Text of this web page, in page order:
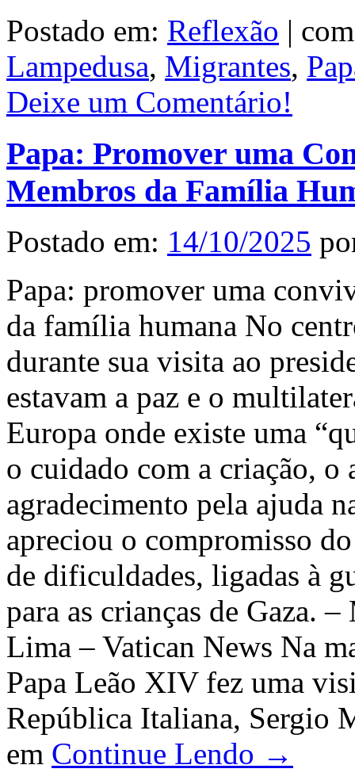
Postado em: Reflexão |
Lampedusa, Migrantes,
Deixe um Comentário!
Papa: Promover uma
Membros da Família
Postado em: 14/10/2025
Papa: promover uma
da família humana No
durante sua visita ao
estavam a paz e o
Europa onde existe uma
o cuidado com a criação, o
agradecimento pela ajuda
apreciou o compromisso
de dificuldades, ligadas à
para as crianças de Gaza.
Lima – Vatican News Na
Papa Leão XIV fez uma
República Italiana, Sergio
em Continue Lendo →